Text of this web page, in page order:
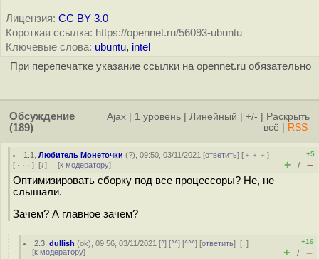
Лицензия: CC BY 3.0
Короткая ссылка: https://opennet.ru/56093-ubuntu
Ключевые слова: ubuntu, intel
При перепечатке указание ссылки на opennet.ru обязательно
Обсуждение
(189)
Ajax 1 уровень Линейный +/-
Раскрыть
всё
RSS
1.1 ,Любитель Монеточки (?), 09:50, 03/11/2021 [ответить] [ ﹢﹢﹢]
[ · · · ] [↓] [к модератору]
+5
+ / –
Оптимизировать сборку под все процессоры? Не, не
слышали.
Зачем? А главное зачем?
2.3 ,dullish (ok), 09:56, 03/11/2021 [^] [^^] [^^^] [ответить][↓]
[к модератору]
+16
+ / –